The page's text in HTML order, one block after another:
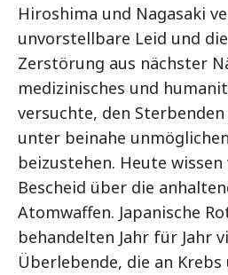
Hiroshima und Nagasaki
unvorstellbare Leid und
Zerstörung aus nächster
medizinisches und
versuchte, den
unter beinahe
beizustehen. Heute
Bescheid über die
Atomwaffen. Japanische
behandelten Jahr für Jahr
Überlebende, die an Krebs